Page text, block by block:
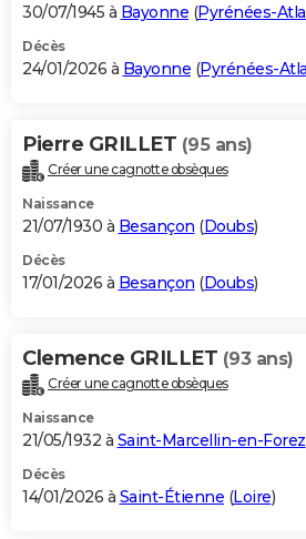
30/07/1945 à Bayonne (Pyrénées-
Décès
24/01/2026 à Bayonne (Pyrénées-
Pierre GRILLET (95 ans)
Créer une cagnotte obsèques
Naissance
21/07/1930 à Besançon (Doubs)
Décès
17/01/2026 à Besançon (Doubs)
Clemence GRILLET (93 ans)
Créer une cagnotte obsèques
Naissance
21/05/1932 à Saint-Marcellin-en-Forez
Décès
14/01/2026 à Saint-Étienne (Loire)